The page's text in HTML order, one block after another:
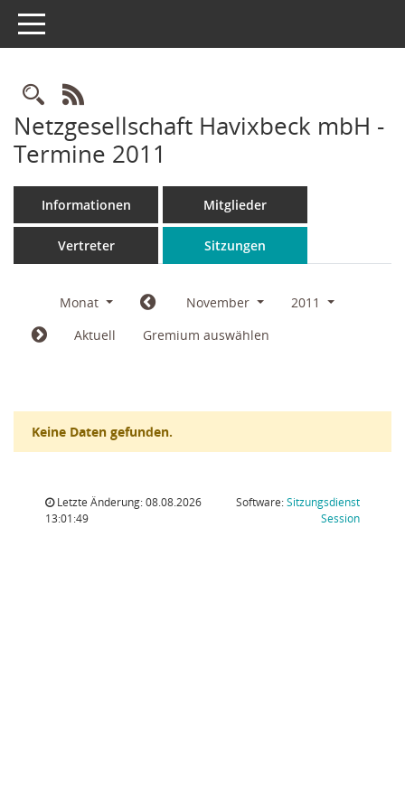
Toggle navigation
Rechercheauswahl
RSS-Feed
Netzgesellschaft Havixbeck mbH -
Termine 2011
Informationen Mitglieder
Vertreter Sitzungen
Monat November
2011
Aktuell
Gremium auswählen
Keine Daten gefunden.
Letzte Änderung: 08.08.2026
13:01:49
Software:Sitzungsdienst
Session(Wird in